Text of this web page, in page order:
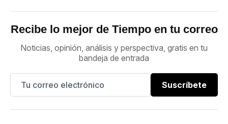
Recibe lo mejor de Tiempo en tu correo
Noticias, opinión, análisis y perspectiva, gratis en tu
bandeja de entrada
Suscríbete